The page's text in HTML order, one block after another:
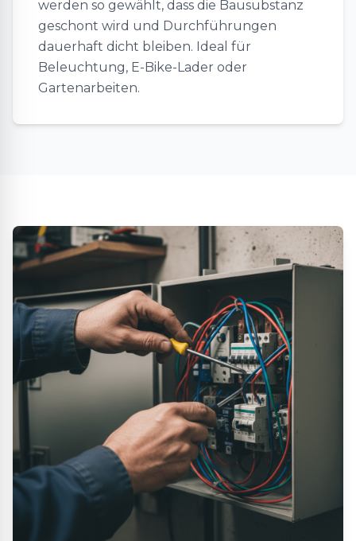
werden so gewählt, dass die Bausubstanz
geschont wird und Durchführungen
dauerhaft dicht bleiben. Ideal für
Beleuchtung, E-Bike-Lader oder
Gartenarbeiten.